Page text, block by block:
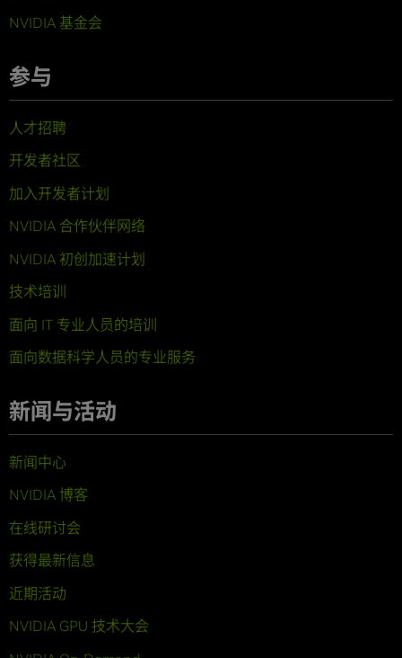
NVIDIA 基金会
参与
人才招聘
开发者社区
加入开发者计划
NVIDIA 合作伙伴网络
NVIDIA 初创加速计划
技术培训
面向 IT 专业人员的培训
面向数据科学人员的专业服务
新闻与活动
新闻中心
NVIDIA 博客
在线研讨会
获得最新信息
近期活动
NVIDIA GPU 技术大会